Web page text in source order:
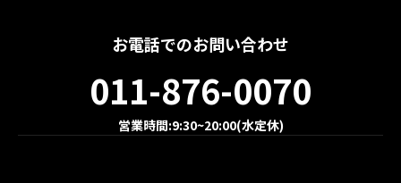
お電話でのお問い合わせ
011-876-0070
営業時間:9:30~20:00(水定休)